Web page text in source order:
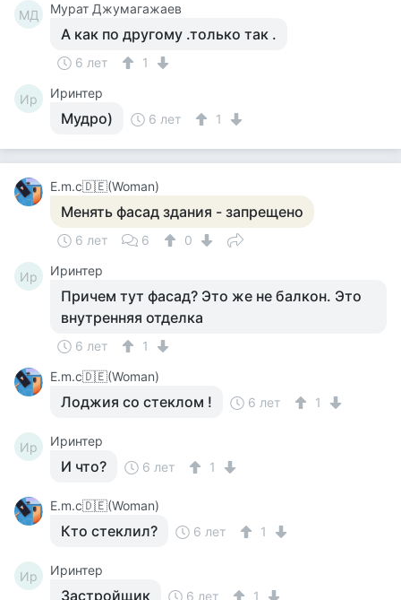
МД Мурат Джумагажаев
А как по другому .только так .
6 лет 1
Ир Иринтер
Мудро) 6 лет 1
Е.m.c🇩🇪(Woman)
Менять фасад здания - запрещено
6 лет 6 0
Ир Иринтер
Причем тут фасад? Это же не балкон. Это
внутренняя отделка
6 лет
1
Е.m.c🇩🇪(Woman)
Лоджия со стеклом ! 6 лет 1
Ир Иринтер
И что? 6 лет 1
Е.m.c🇩🇪(Woman)
Кто стеклил? 6 лет 1
Ир Иринтер
Застройщик 6 лет 1